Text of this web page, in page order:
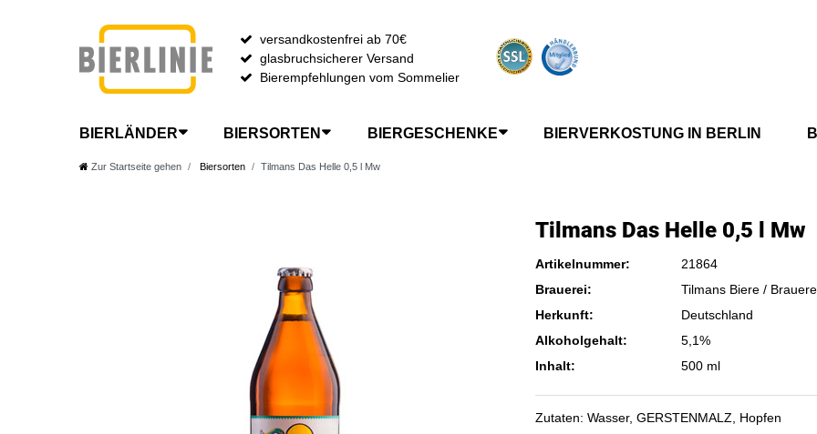
versandkostenfrei ab 70€
glasbruchsicherer Versand
Bierempfehlungen vom Sommelier
BIERLÄNDER BIERSORTEN BIERGESCHENKE BIERVERKOSTUNG IN BERLIN
Zur Startseite gehen Biersorten Tilmans Das Helle 0,5 l Mw
Tilmans Das Helle 0,5 l Mw
Artikelnummer:
21864
Brauerei:
Tilmans Biere /
Herkunft:
Deutschland
Alkoholgehalt:
5,1%
Inhalt:
500 ml
Zutaten: Wasser, GERSTENMALZ, Hopfen